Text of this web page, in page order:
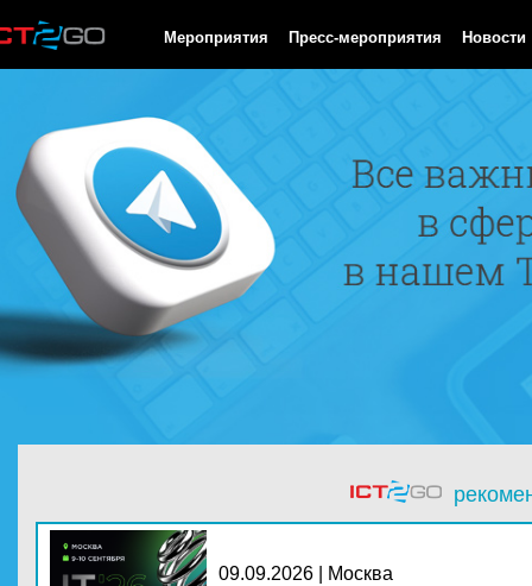
Мероприятия Пресс-мероприятия Новости
09.09.2026 | Москва